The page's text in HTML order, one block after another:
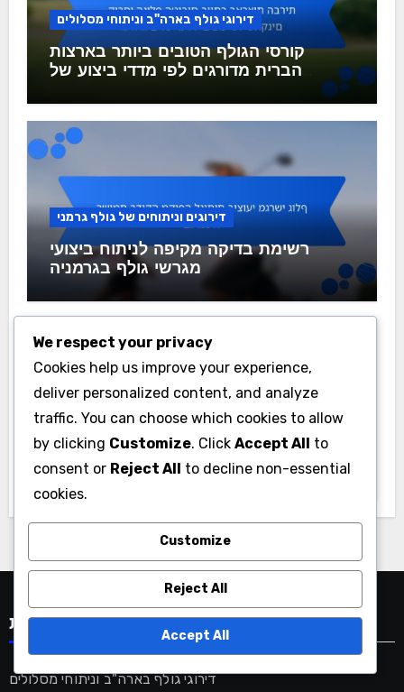
דירוגי גולף בארה"ב וניתוחי מסלולים
קורסי הגולף הטובים ביותר בארצות
הברית מדורגים לפי מדדי ביצוע של
דירוגים וניתוחים של גולף גרמני
רשימת בדיקה מקיפה לניתוח ביצועי
מגרשי גולף בגרמניה
דירוגי גולף וסיכומים ספרדיים
רשימת בדיקה מקיפה לניתוח ביצועי
מגרשי גולף בספרד
קטגוריות
דירוגי גולף בארה"ב וניתוחי מסלולים
We respect your privacy
Cookies help us improve your experience,
deliver personalized content, and analyze
traffic. You can choose which cookies to allow
by clicking Customize. Click Accept All to
consent or Reject All to decline non-essential
cookies.
Customize
Reject All
Accept All